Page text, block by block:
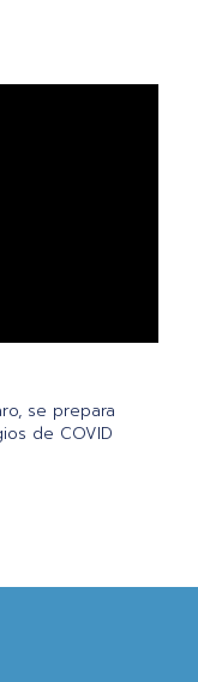
se prepara
de COVID